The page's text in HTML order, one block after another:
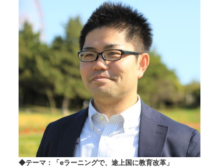
◆テーマ：「eラーニングで、途上国に教育改革」